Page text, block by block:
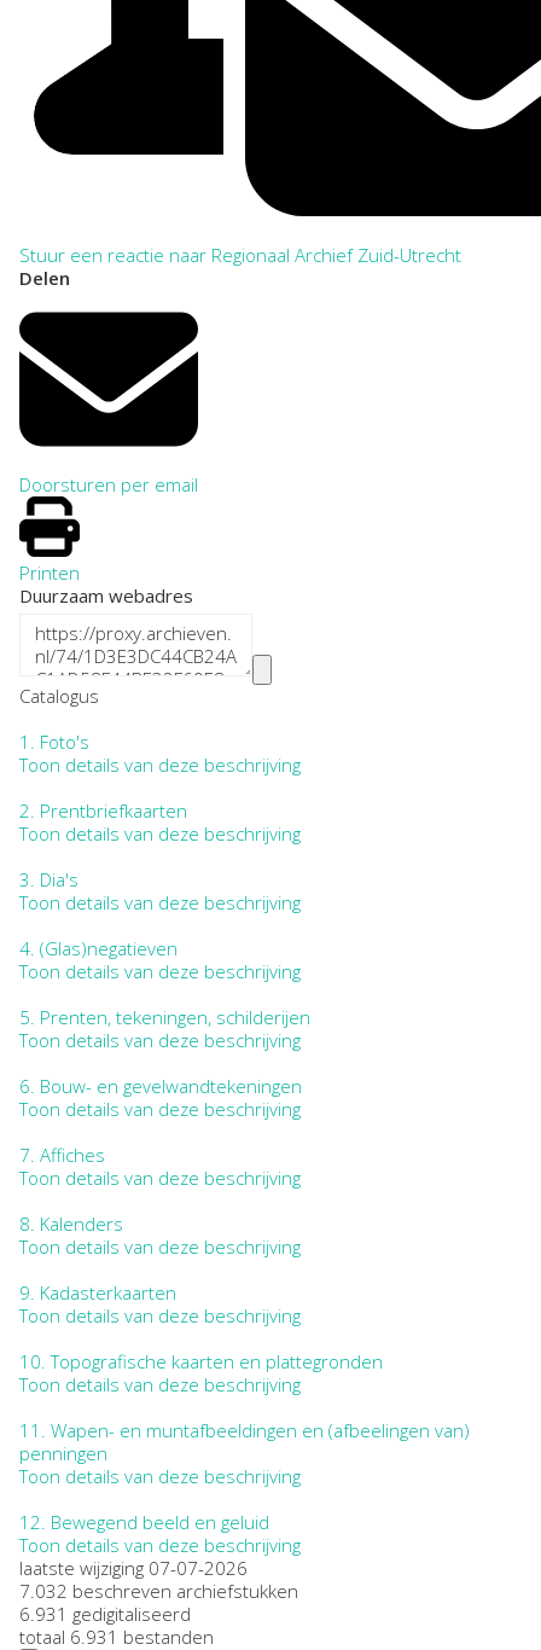
Stuur een reactie naar Regionaal Archief Zuid-Utrecht
Delen
Doorsturen per email
Printen
Duurzaam webadres
Catalogus
1.
Foto's
Toon details van deze beschrijving
2. Prentbriefkaarten
Toon details van deze beschrijving
3. Dia's
Toon details van deze beschrijving
4. (Glas)negatieven
Toon details van deze beschrijving
5. Prenten, tekeningen, schilderijen
Toon details van deze beschrijving
6. Bouw- en gevelwandtekeningen
Toon details van deze beschrijving
7. Affiches
Toon details van deze beschrijving
8. Kalenders
Toon details van deze beschrijving
9. Kadasterkaarten
Toon details van deze beschrijving
10. Topografische kaarten en plattegronden
Toon details van deze beschrijving
11. Wapen- en muntafbeeldingen en (afbeelingen van)
penningen
Toon details van deze beschrijving
12. Bewegend beeld en geluid
Toon details van deze beschrijving
laatste wijziging 07-07-2026
7.032 beschreven archiefstukken
6.931 gedigitaliseerd
totaal 6.931 bestanden